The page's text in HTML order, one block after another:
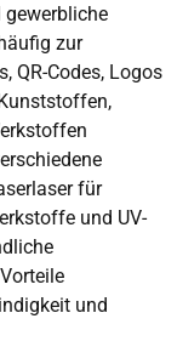
zur
QR-Codes, Logos
für
und UV-
und